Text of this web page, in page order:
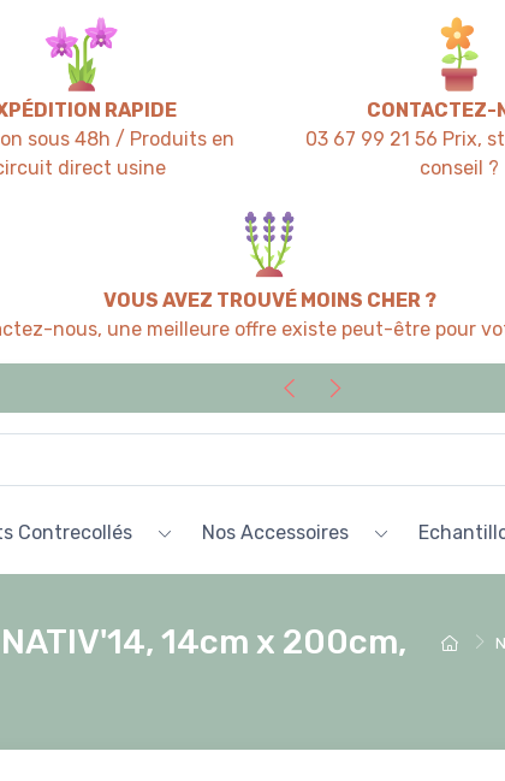
RAPIDE
sous 48h / Produits en
direct usine
CONTACTEZ-
03 67 99 21 56 Prix,
conseil ?
VOUS AVEZ TROUVÉ MOINS CHER ?
nous, une meilleure offre existe peut-être pour
Contrecollés Nos Accessoires
NATIV'14, 14cm x 200cm,